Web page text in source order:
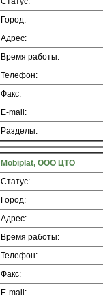
Город:
Адрес:
Время работы:
Телефон:
Факс:
E-mail:
Разделы:
Mobiplat, ООО ЦТО
Статус:
Город:
Адрес:
Время работы:
Телефон:
Факс:
E-mail: